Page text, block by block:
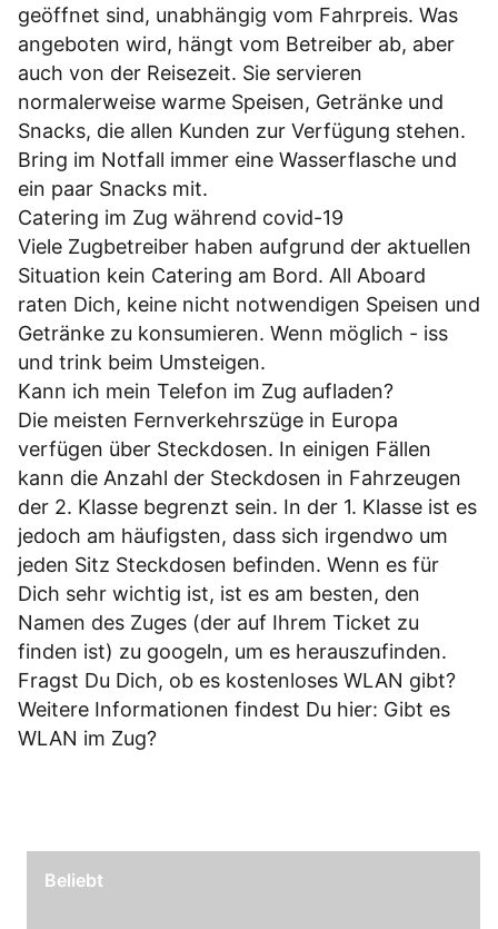
geöffnet sind, unabhängig vom Fahrpreis. Was
angeboten wird, hängt vom Betreiber ab, aber
auch von der Reisezeit. Sie servieren
normalerweise warme Speisen, Getränke und
Snacks, die allen Kunden zur Verfügung stehen.
Bring im Notfall immer eine Wasserflasche und
ein paar Snacks mit.
Catering im Zug während covid-19
Viele Zugbetreiber haben aufgrund der aktuellen
Situation kein Catering am Bord. All Aboard
raten Dich, keine nicht notwendigen Speisen und
Getränke zu konsumieren. Wenn möglich - iss
und trink beim Umsteigen.
Kann ich mein Telefon im Zug aufladen?
Die meisten Fernverkehrszüge in Europa
verfügen über Steckdosen. In einigen Fällen
kann die Anzahl der Steckdosen in Fahrzeugen
der 2. Klasse begrenzt sein. In der 1. Klasse ist es
jedoch am häufigsten, dass sich irgendwo um
jeden Sitz Steckdosen befinden. Wenn es für
Dich sehr wichtig ist, ist es am besten, den
Namen des Zuges (der auf Ihrem Ticket zu
finden ist) zu googeln, um es herauszufinden.
Fragst Du Dich, ob es kostenloses WLAN gibt?
Weitere Informationen findest Du hier: Gibt es
WLAN im Zug?
Beliebt